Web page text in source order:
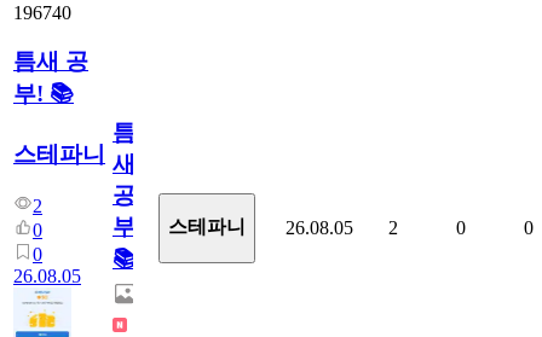
196740
틈새 공
부! 📚
스테파니
2
0
0
26.08.05
틈
새
공
부!
📚
스테파니 26.08.05 2 0 0